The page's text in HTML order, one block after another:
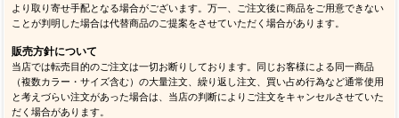
より取り寄せ手配となる場合がございます。万一、ご注文後に商品をご用意できない
ことが判明した場合は代替商品のご提案をさせていただく場合があります。
販売方針について
当店では転売目的のご注文は一切お断りしております。同じお客様による同一商品
（複数カラー・サイズ含む）の大量注文、繰り返し注文、買い占め行為など通常使用
と考えづらい注文があった場合は、当店の判断によりご注文をキャンセルさせていた
だく場合があります。